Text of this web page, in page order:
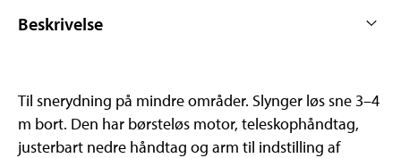
Beskrivelse
Til snerydning på mindre områder. Slynger løs sne 3–4
m bort. Den har børsteløs motor, teleskophåndtag,
justerbart nedre håndtag og arm til indstilling af